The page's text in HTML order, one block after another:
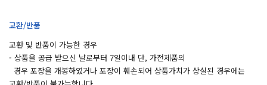
교환/반품
교환 및 반품이 가능한 경우
- 상품을 공급 받으신 날로부터 7일이내 단, 가전제품의
경우 포장을 개봉하였거나 포장이 훼손되어 상품가치가 상실된 경우에는